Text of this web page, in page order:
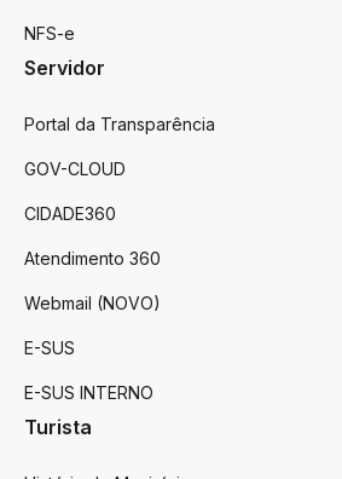
NFS-e
Servidor
Portal da Transparência
GOV-CLOUD
CIDADE360
Atendimento 360
Webmail (NOVO)
E-SUS
E-SUS INTERNO
Turista